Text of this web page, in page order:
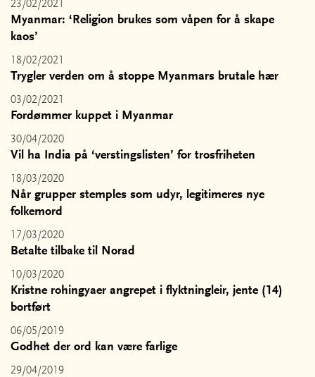
23/02/2021
Myanmar: ‘Religion brukes som våpen for å skape
kaos’
18/02/2021
Trygler verden om å stoppe Myanmars brutale hær
03/02/2021
Fordømmer kuppet i Myanmar
30/04/2020
Vil ha India på ‘verstingslisten’ for trosfriheten
18/03/2020
Når grupper stemples som udyr, legitimeres nye
folkemord
17/03/2020
Betalte tilbake til Norad
10/03/2020
Kristne rohingyaer angrepet i flyktningleir, jente (14)
bortført
06/05/2019
Godhet der ord kan være farlige
29/04/2019